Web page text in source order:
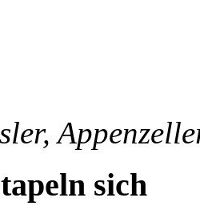
sich